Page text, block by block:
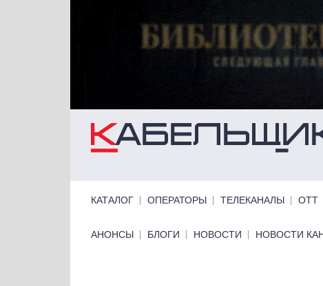
КАТАЛОГ ОПЕРАТОРЫ ТЕЛЕКАНАЛЫ ОТТ
Primary links bottom
АНОНСЫ БЛОГИ НОВОСТИ НОВОСТИ